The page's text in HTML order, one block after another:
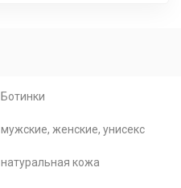
Ботинки
мужские, женские, унисекс
натуральная кожа